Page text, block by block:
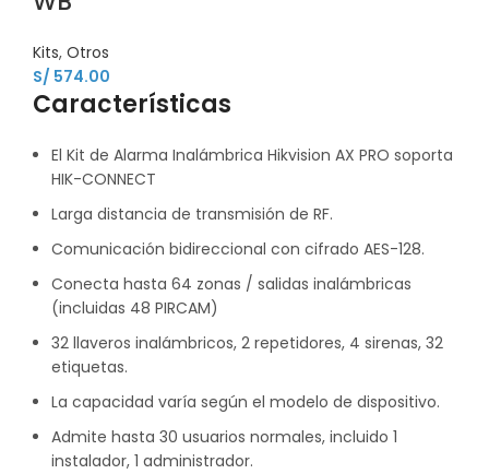
Kits, Otros
S/ 574.00
Características
El Kit de Alarma Inalámbrica Hikvision AX PRO soporta
HIK-CONNECT
Larga distancia de transmisión de RF.
Comunicación bidireccional con cifrado AES-128.
Conecta hasta 64 zonas / salidas inalámbricas
(incluidas 48 PIRCAM)
32 llaveros inalámbricos, 2 repetidores, 4 sirenas, 32
etiquetas.
La capacidad varía según el modelo de dispositivo.
Admite hasta 30 usuarios normales, incluido 1
instalador, 1 administrador.